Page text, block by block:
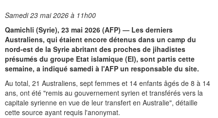
Samedi 23 mai 2026 à 11h00
Qamichli (Syrie), 23 mai 2026 (AFP) — Les derniers
Australiens, qui étaient encore détenus dans un camp du
nord-est de la Syrie abritant des proches de jihadistes
présumés du groupe Etat islamique (EI), sont partis cette
semaine, a indiqué samedi à l'AFP un responsable du site.
Au total, 21 Australiens, sept femmes et 14 enfants âgés de 8 à 14
ans, ont été "remis au gouvernement syrien et transférés vers la
capitale syrienne en vue de leur transfert en Australie", détaille
cette source ayant requis l'anonymat.